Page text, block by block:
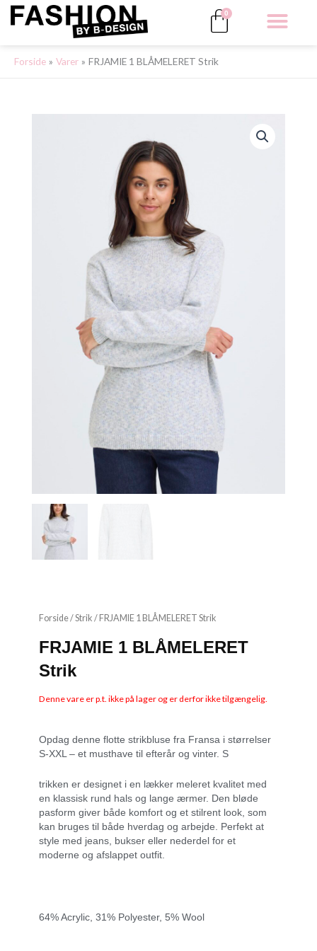
Gå
0
Kurv
Forside Varer FRJAMIE 1 BLÅMELERET Strik
Forside/Strik / FRJAMIE 1 BLÅMELERET Strik
FRJAMIE 1 BLÅMELERET
Strik
Denne vare er p.t. ikke på lager og er derfor ikke tilgængelig.
Opdag denne flotte strikbluse fra Fransa i størrelser
S-XXL – et musthave til efterår og vinter. S
trikken er designet i en lækker meleret kvalitet med
en klassisk rund hals og lange ærmer. Den bløde
pasform giver både komfort og et stilrent look, som
kan bruges til både hverdag og arbejde. Perfekt at
style med jeans, bukser eller nederdel for et
moderne og afslappet outfit.
64% Acrylic, 31% Polyester, 5% Wool